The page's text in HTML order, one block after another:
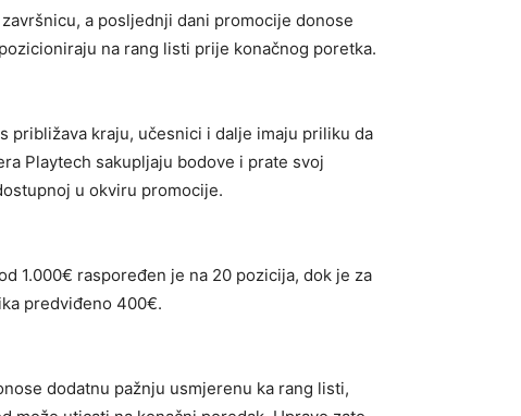
a posljednji dani promocije donose
na rang listi prije konačnog poretka.
približava kraju, učesnici i dalje imaju priliku da
Playtech sakupljaju bodove i prate svoj
u okviru promocije.
1.000€ raspoređen je na 20 pozicija, dok je za
predviđeno 400€.
dodatnu pažnju usmjerenu ka rang listi,